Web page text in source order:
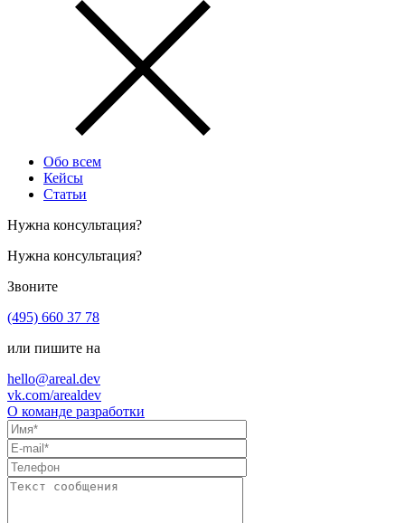
Обо всем
Кейсы
Статьи
Нужна консультация?
Нужна консультация?
Звоните
(495) 660 37 78
или пишите на
hello@areal.dev
vk.com/arealdev
О команде разработки